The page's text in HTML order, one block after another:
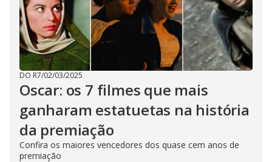
DO R7/02/03/2025
Oscar: os 7 filmes que mais
ganharam estatuetas na história
da premiação
Confira os maiores vencedores dos quase cem anos de
premiação